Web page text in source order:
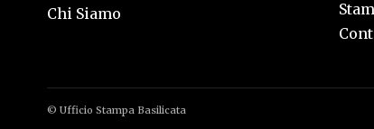
Chi Siamo
© Ufficio Stampa Basilicata